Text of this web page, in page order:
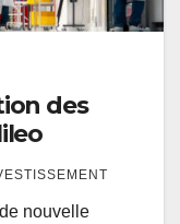
des
nouvelle